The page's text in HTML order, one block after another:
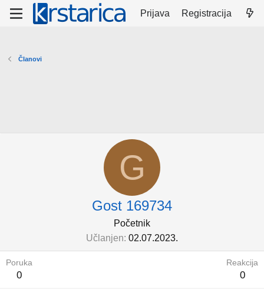
Prijava Registracija
Članovi
G
Gost 169734
Početnik
Učlanjen 02.07.2023.
Poruka
0
Reakcija
0